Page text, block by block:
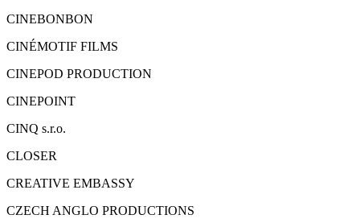
CINEBONBON
CINÉMOTIF FILMS
CINEPOD PRODUCTION
CINEPOINT
CINQ s.r.o.
CLOSER
CREATIVE EMBASSY
CZECH ANGLO PRODUCTIONS